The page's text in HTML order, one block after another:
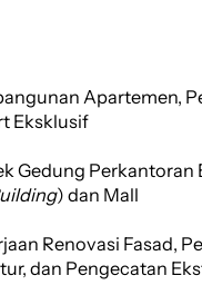
Apartemen,
Eksklusif
Gedung Perkantoran
) dan Mall
Renovasi Fasad,
dan Pengecatan